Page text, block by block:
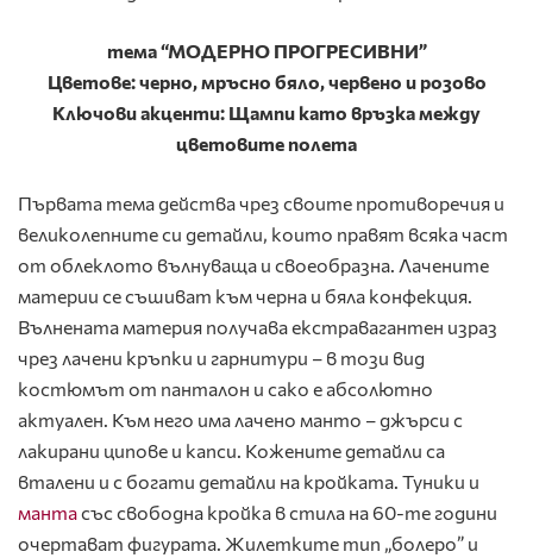
тема“МОДЕРНО ПРОГРЕСИВНИ”
Цветове:черно,мръсно бяло,червено и розово
Ключови акценти: Щампи като връзка между
цветовите полета
Първата тема действа чрез своите противоречия и
великолепните си детайли, които правят всяка част
от облеклото вълнуваща и своеобразна. Лачените
материи се съшиват към черна и бяла конфекция.
Вълнената материя получава екстравагантен израз
чрез лачени кръпки и гарнитури – в този вид
костюмът от панталон и сако е абсолютно
актуален. Към него има лачено манто – джърси с
лакирани ципове и капси. Кожените детайли са
вталени и с богати детайли на кройката. Туники и
мантасъс свободна кройка в стила на 60-те години
очертават фигурата. Жилетките тип „болеро” и